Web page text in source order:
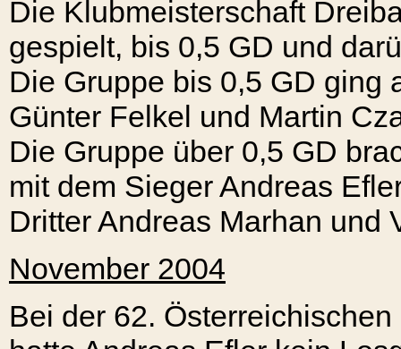
Die Klubmeisterschaft
gespielt, bis 0,5 GD und
Die Gruppe bis 0,5 GD ging
Günter Felkel und Martin
Die Gruppe über 0,5 GD
mit dem Sieger Andreas
Dritter Andreas Marhan und
November 2004
Bei der 62.